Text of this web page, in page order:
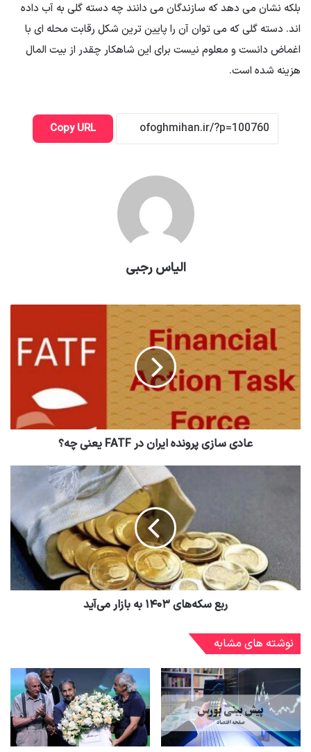
بلکه نشان می دهد که سازندگان می دانند چه دسته گلی به آب داده
اند. دسته گلی که می توان آن را پایین ترین شکل رقابت محله ای با
اغماض دانست و معلوم نیست برای این شاهکار چقدر از بیت المال
هزینه شده است.
Copy URL
الیاس رجبی
عادی سازی پرونده ایران در FATF یعنی چه؟
ربع سکه‌های ۱۴۰۳ به بازار می‌آید
نوشته های مشابه